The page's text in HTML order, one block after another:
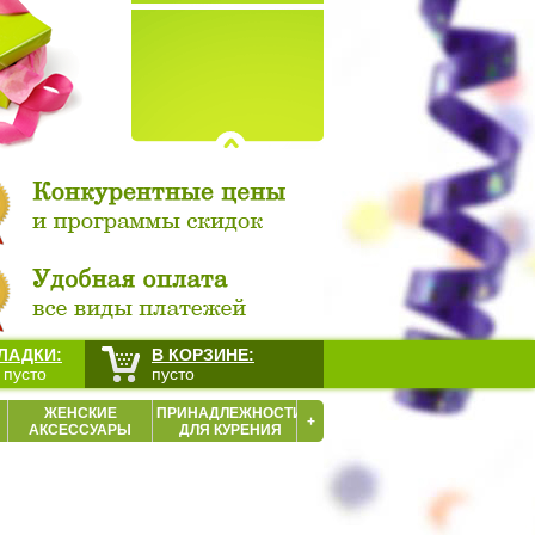
ЖЕНСКИЕ
АКСЕССУАРЫ
ПРИНАДЛЕЖНОСТИ
ДЛЯ КУРЕНИЯ
+
В КОРЗИНЕ:
пусто